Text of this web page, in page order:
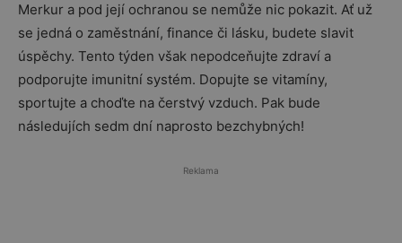
Merkur a pod její ochranou se nemůže nic pokazit. Ať už
se jedná o zaměstnání, finance či lásku, budete slavit
úspěchy. Tento týden však nepodceňujte zdraví a
podporujte imunitní systém. Dopujte se vitamíny,
sportujte a choďte na čerstvý vzduch. Pak bude
následujích sedm dní naprosto bezchybných!
Reklama